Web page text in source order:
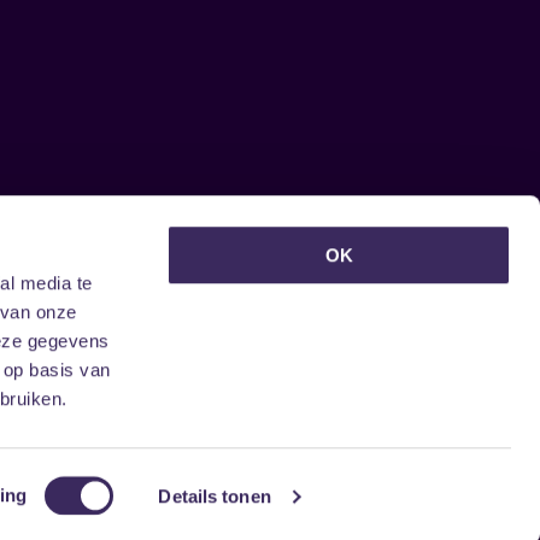
media te
onze
gegevens
basis van
Details tonen
OK
ontvangen?